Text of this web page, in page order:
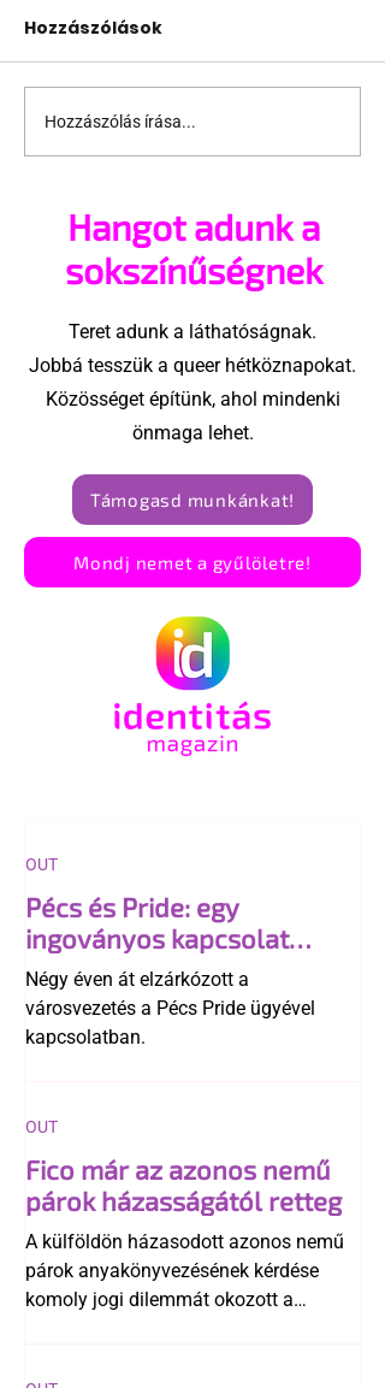
Új nap virradt
Amerikára és a
Hozzászólások
Hozzászólás írása...
Hangot adunk a
sokszínűségnek
Teret adunk a láthatóságnak.
Jobbá tesszük a queer hétköznapokat.
Közösséget építünk, ahol mindenki
önmaga lehet.
Támogasd munkánkat!
Mondj nemet a gyűlöletre!
Pécs és Pride: egy
ingoványos kapcsolat
története
Négy éven át elzárkózott a
városvezetés a Pécs Pride ügyével
kapcsolatban.
OUT
Fico már az azonos nemű
párok házasságától retteg
A külföldön házasodott azonos nemű
párok anyakönyvezésének kérdése
komoly jogi dilemmát okozott a
OUT